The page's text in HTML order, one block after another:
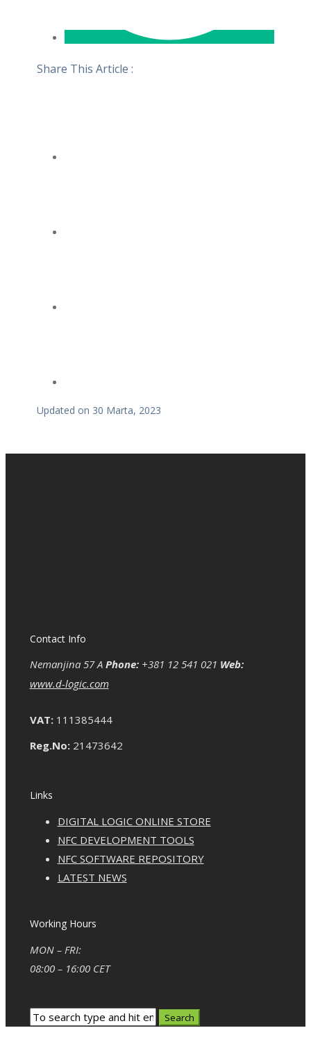
Share This Article :
Updated on 30 Marta, 2023
Contact Info
Nemanjina 57 A Phone:+381 12 541 021 Web:
www.d-logic.com
VAT:111385444
Reg.No:21473642
Links
DIGITAL LOGIC ONLINE STORE
NFC DEVELOPMENT TOOLS
NFC SOFTWARE REPOSITORY
LATEST NEWS
Working Hours
MON – FRI:
08:00 – 16:00 CET